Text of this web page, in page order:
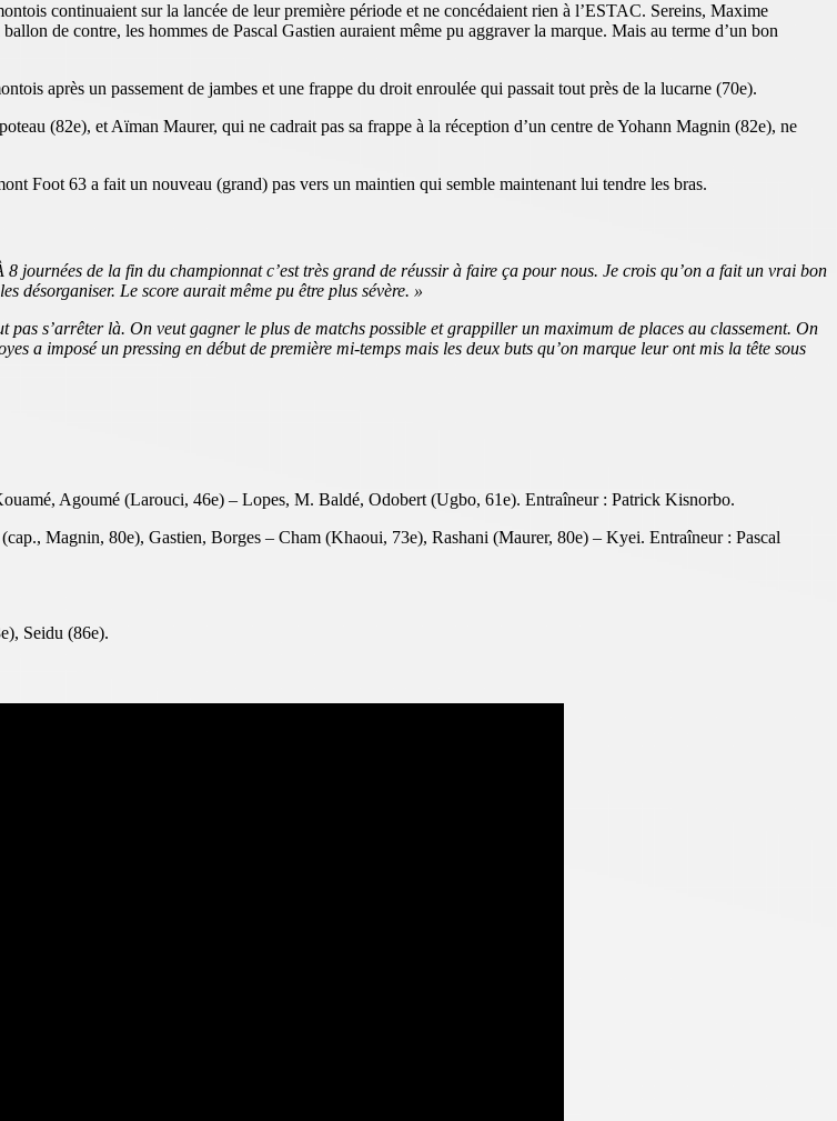
continuaient sur la lancée de leur première période et ne concédaient rien à l’ESTAC. Sereins, Maxime
de contre, les hommes de Pascal Gastien auraient même pu aggraver la marque. Mais au terme d’un bon
après un passement de jambes et une frappe du droit enroulée qui passait tout près de la lucarne (70e).
(82e), et Aïman Maurer, qui ne cadrait pas sa frappe à la réception d’un centre de Yohann Magnin (82e), ne
Foot 63 a fait un nouveau (grand) pas vers un maintien qui semble maintenant lui tendre les bras.
journées de la fin du championnat c’est très grand de réussir à faire ça pour nous. Je crois qu’on a fait un vrai bon
désorganiser. Le score aurait même pu être plus sévère. »
s’arrêter là. On veut gagner le plus de matchs possible et grappiller un maximum de places au classement. On
a imposé un pressing en début de première mi-temps mais les deux buts qu’on marque leur ont mis la tête sous
Agoumé (Larouci, 46e) – Lopes, M. Baldé, Odobert (Ugbo, 61e). Entraîneur : Patrick Kisnorbo.
Magnin, 80e), Gastien, Borges – Cham (Khaoui, 73e), Rashani (Maurer, 80e) – Kyei. Entraîneur : Pascal
Seidu (86e).